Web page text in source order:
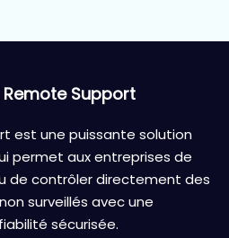
Support
est une puissante solution
permet aux entreprises de
de contrôler directement des
surveillés avec une
sécurisée.